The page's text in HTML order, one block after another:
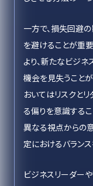
一方で、損失回避
を避けることが重
より、新たなビジ
機会を見失うこと
おいてはリスクと
る偏りを意識する
異なる視点からの
定におけるバラン
ビジネスリーダー